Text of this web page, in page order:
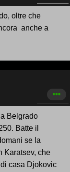
oltre che
anche a
Belgrado
Batte il
se la
Karatsev, che
casa Djokovic